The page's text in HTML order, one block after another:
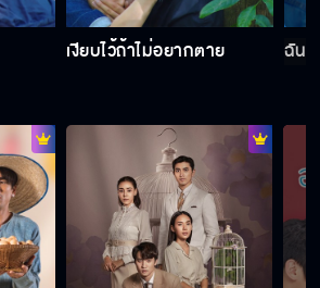
เงียบไว้ถ้าไม่อยากตาย ฉันร